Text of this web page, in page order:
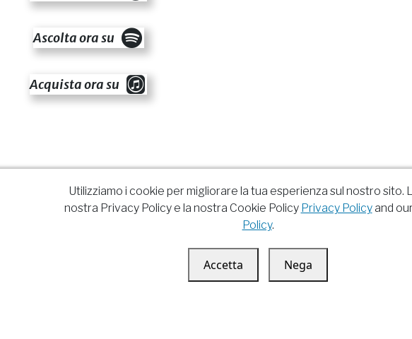
Ascolta ora su
Acquista ora su
Utilizziamo i cookie per migliorare la tua esperienza sul nostro sito.
nostra Privacy Policy e la nostra Cookie Policy Privacy Policyand our
Policy.
Accetta Nega